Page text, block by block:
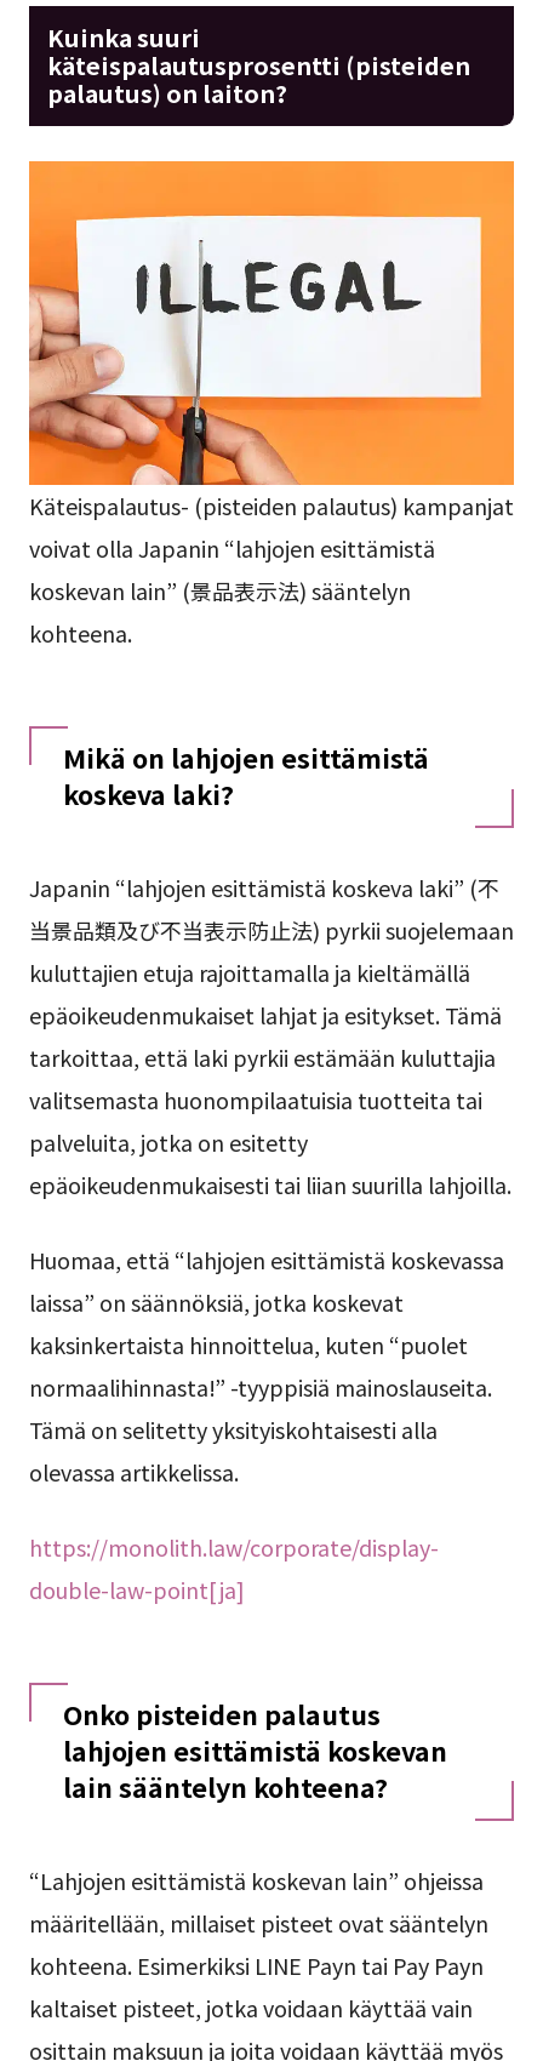
Kuinka suuri
käteispalautusprosentti (pisteiden
palautus) on laiton?
Käteispalautus- (pisteiden palautus) kampanjat
voivat olla Japanin “lahjojen esittämistä
koskevan lain” (景品表示法) sääntelyn
kohteena.
Mikä on lahjojen esittämistä
koskeva laki?
Japanin “lahjojen esittämistä koskeva laki” (不
当景品類及び不当表示防止法) pyrkii suojelemaan
kuluttajien etuja rajoittamalla ja kieltämällä
epäoikeudenmukaiset lahjat ja esitykset. Tämä
tarkoittaa, että laki pyrkii estämään kuluttajia
valitsemasta huonompilaatuisia tuotteita tai
palveluita, jotka on esitetty
epäoikeudenmukaisesti tai liian suurilla lahjoilla.
Huomaa, että “lahjojen esittämistä koskevassa
laissa” on säännöksiä, jotka koskevat
kaksinkertaista hinnoittelua, kuten “puolet
normaalihinnasta!” -tyyppisiä mainoslauseita.
Tämä on selitetty yksityiskohtaisesti alla
olevassa artikkelissa.
https://monolith.law/corporate/display-
double-law-point[ja]
Onko pisteiden palautus
lahjojen esittämistä koskevan
lain sääntelyn kohteena?
“Lahjojen esittämistä koskevan lain” ohjeissa
määritellään, millaiset pisteet ovat sääntelyn
kohteena. Esimerkiksi LINE Payn tai Pay Payn
kaltaiset pisteet, jotka voidaan käyttää vain
osittain maksuun ja joita voidaan käyttää myös